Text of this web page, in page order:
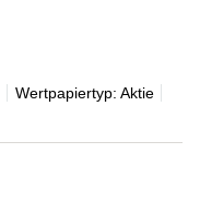
Wertpapiertyp: Aktie